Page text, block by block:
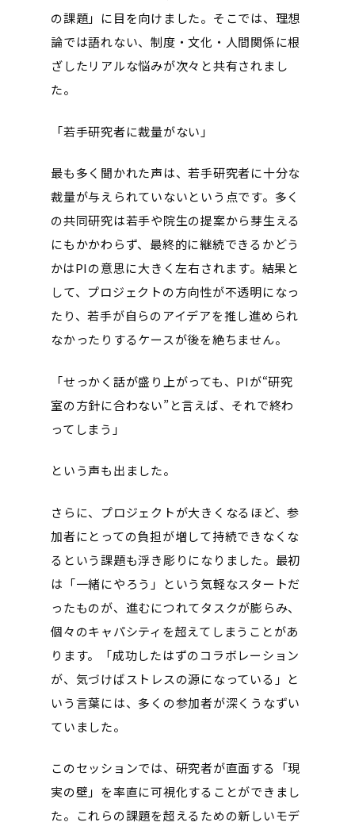
の課題」に目を向けました。そこでは、理想
論では語れない、制度・文化・人間関係に根
ざしたリアルな悩みが次々と共有されまし
た。
「若手研究者に裁量がない」
最も多く聞かれた声は、若手研究者に十分な
裁量が与えられていないという点です。多く
の共同研究は若手や院生の提案から芽生える
にもかかわらず、最終的に継続できるかどう
かはPIの意思に大きく左右されます。結果と
して、プロジェクトの方向性が不透明になっ
たり、若手が自らのアイデアを推し進められ
なかったりするケースが後を絶ちません。
「せっかく話が盛り上がっても、PIが“研究
室の方針に合わない”と言えば、それで終わ
ってしまう」
という声も出ました。
さらに、プロジェクトが大きくなるほど、参
加者にとっての負担が増して持続できなくな
るという課題も浮き彫りになりました。最初
は「一緒にやろう」という気軽なスタートだ
ったものが、進むにつれてタスクが膨らみ、
個々のキャパシティを超えてしまうことがあ
ります。「成功したはずのコラボレーション
が、気づけばストレスの源になっている」と
いう言葉には、多くの参加者が深くうなずい
ていました。
このセッションでは、研究者が直面する「現
実の壁」を率直に可視化することができまし
た。これらの課題を超えるための新しいモデ